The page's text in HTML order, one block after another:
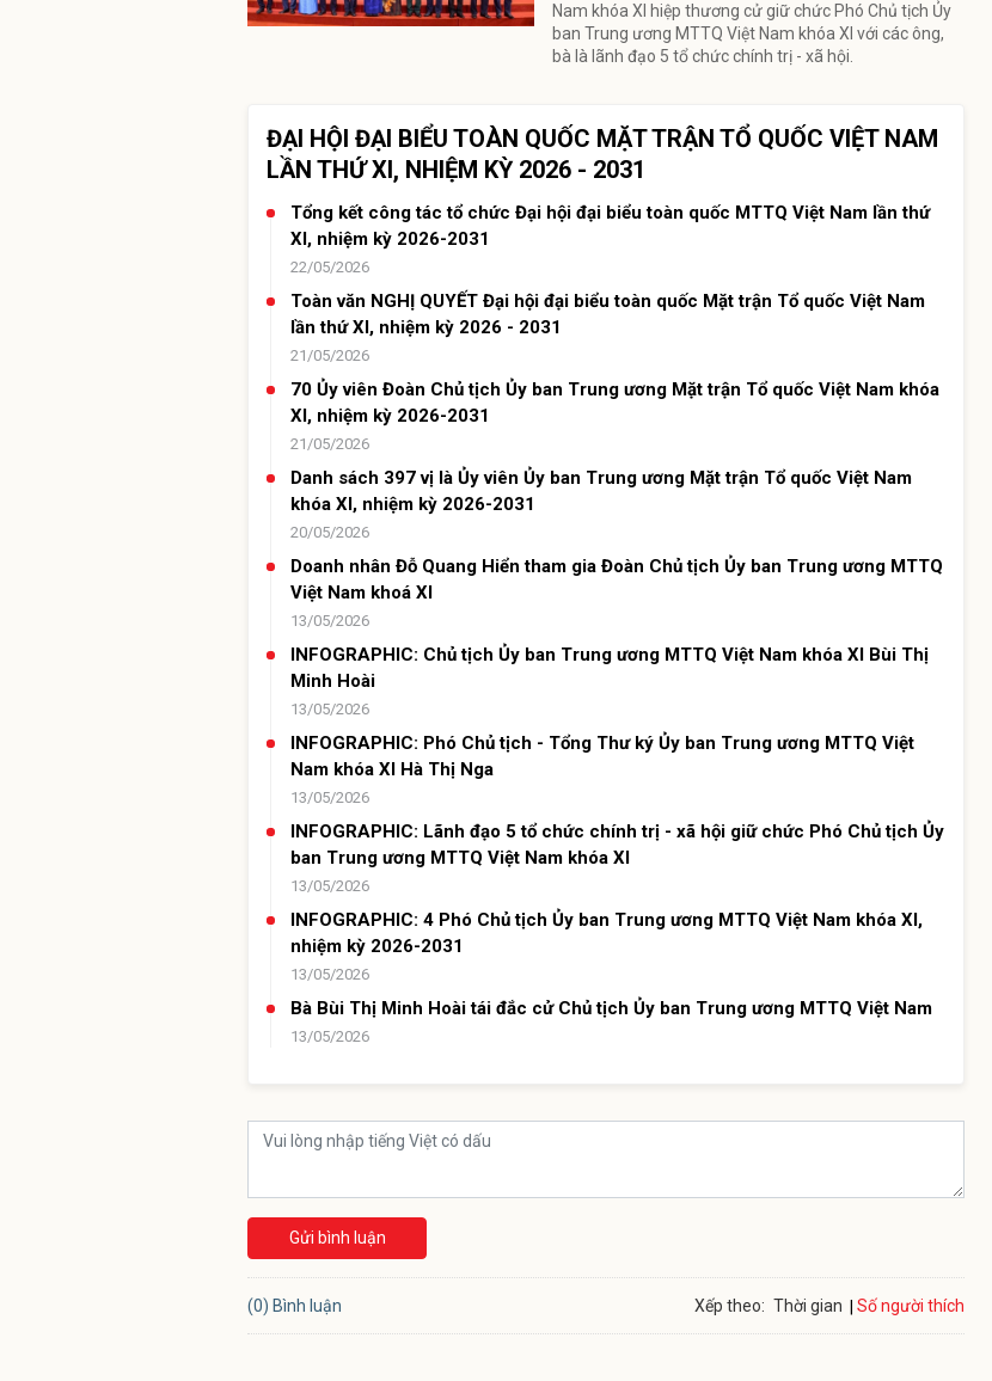
Nam khóa XI hiệp thương cử giữ chức Phó Chủ tịch Ủy
ban Trung ương MTTQ Việt Nam khóa XI với các ông,
bà là lãnh đạo 5 tổ chức chính trị - xã hội.
ĐẠI HỘI ĐẠI BIỂU TOÀN QUỐC MẶT TRẬN TỔ QUỐC VIỆT NAM
LẦN THỨ XI, NHIỆM KỲ 2026 - 2031
Tổng kết công tác tổ chức Đại hội đại biểu toàn quốc MTTQ Việt Nam lần thứ
XI, nhiệm kỳ 2026-2031
22/05/2026
Toàn văn NGHỊ QUYẾT Đại hội đại biểu toàn quốc Mặt trận Tổ quốc Việt Nam
lần thứ XI, nhiệm kỳ 2026 - 2031
21/05/2026
70 Ủy viên Đoàn Chủ tịch Ủy ban Trung ương Mặt trận Tổ quốc Việt Nam khóa
XI, nhiệm kỳ 2026-2031
21/05/2026
Danh sách 397 vị là Ủy viên Ủy ban Trung ương Mặt trận Tổ quốc Việt Nam
khóa XI, nhiệm kỳ 2026-2031
20/05/2026
Doanh nhân Đỗ Quang Hiển tham gia Đoàn Chủ tịch Ủy ban Trung ương MTTQ
Việt Nam khoá XI
13/05/2026
INFOGRAPHIC: Chủ tịch Ủy ban Trung ương MTTQ Việt Nam khóa XI Bùi Thị
Minh Hoài
13/05/2026
INFOGRAPHIC: Phó Chủ tịch - Tổng Thư ký Ủy ban Trung ương MTTQ Việt
Nam khóa XI Hà Thị Nga
13/05/2026
INFOGRAPHIC: Lãnh đạo 5 tổ chức chính trị - xã hội giữ chức Phó Chủ tịch Ủy
ban Trung ương MTTQ Việt Nam khóa XI
13/05/2026
INFOGRAPHIC: 4 Phó Chủ tịch Ủy ban Trung ương MTTQ Việt Nam khóa XI,
nhiệm kỳ 2026-2031
13/05/2026
Bà Bùi Thị Minh Hoài tái đắc cử Chủ tịch Ủy ban Trung ương MTTQ Việt Nam
13/05/2026
Gửi bình luận
(0) Bình luận Xếp theo: Thời gian Số người thích